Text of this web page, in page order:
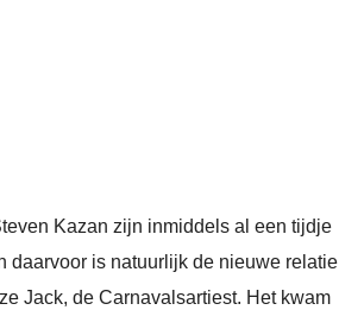
Kazan zijn inmiddels al een tijdje
daarvoor is natuurlijk de nieuwe relatie
Jack, de Carnavalsartiest. Het kwam